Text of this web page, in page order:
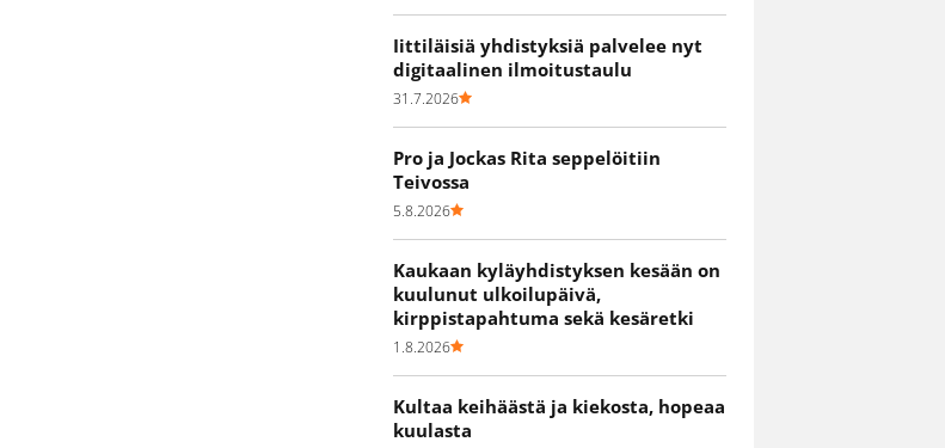
Iittiläisiä yhdistyksiä palvelee nyt
digitaalinen ilmoitustaulu
31.7.2026
Pro ja Jockas Rita seppelöitiin
Teivossa
5.8.2026
Kaukaan kyläyhdistyksen kesään on
kuulunut ulkoilupäivä,
kirppistapahtuma sekä kesäretki
1.8.2026
Kultaa keihäästä ja kiekosta, hopeaa
kuulasta